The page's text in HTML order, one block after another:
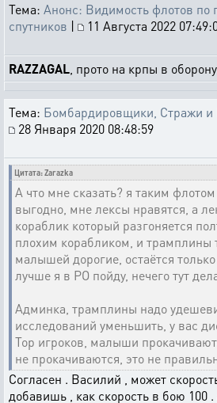
Тема: Анонс: Видимость флотов по
спутников |
11 Августа 2022
RAZZAGAL , прото на крпы в
Тема: Бомбардировщики, Стражи и
28 Января 2020 08:48:59
Цитата: Zarazka
А что мне сказать? я таким
выгодно, мне лексы нравятся, а
кораблик который разгоняется
плохим корабликом, и трамплины
малышей дорогие, остаётся
лучше я в РО пойду, нечего тут
Админка, трамплины надо
исследований уменьшить, у вас
Тор игроков, малыши
не прокачиваются, это не
Согласен . Василий , может
добавишь , как скорость в бою 100